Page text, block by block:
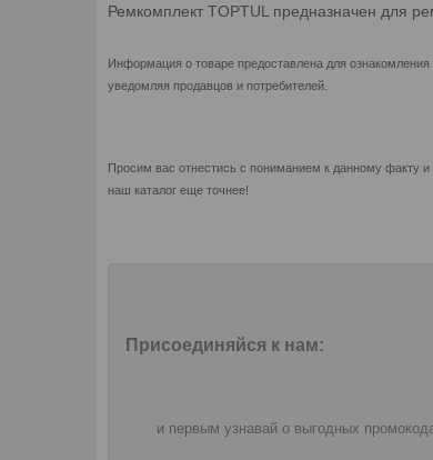
Ремкомплект TOPTUL предназначен для
Информация о товаре предоставлена для
уведомляя продавцов и потребителей.
Просим вас отнестись с пониманием к данному факту
наш каталог еще точнее!
Присоединяйся к нам:
и первым узнавай о выгодных